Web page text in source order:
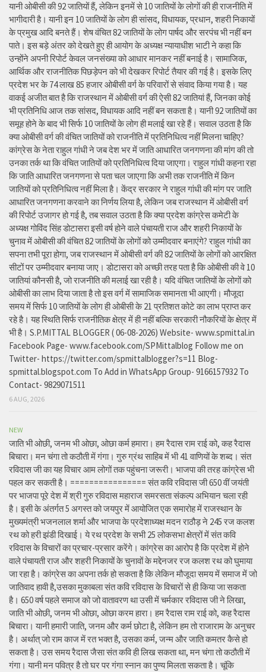
यानी ओबीसी की 92 जातियों हैं, लेकिन इनमें से 10 जातियों के लोगों की ही राजनीति में
भागीदारी है। यानी इन 10 जातियों के लोग ही सांसद, विधायक, प्रधान, शहरी निकायों
के प्रमुख आदि बनते हैं। शेष वंचित 82 जातियों के लोग पार्षद और सरपंच भी नहीं बन
पाते। इस बड़े अंतर को देखते हुए ही आयोग के अध्यक्ष न्यायाधीश भाटी ने कहा कि
उन्होंने अपनी रिपोर्ट केवल जनसंख्या को आधार मानकर नहीं बनाई है। सामाजिक,
आर्थिक और राजनीतिक पिछड़ेपन को भी देखकर रिपोर्ट तैयार की गई है। इसके लिए
प्रदेश भर के 74 लाख 85 हजार ओबीसी वर्ग के परिवारों से संवाद किया गया है। यह
वाकई अजीत बात है कि राजस्थान में ओबीसी वर्ग की ऐसी 82 जातियां हैं, जिनका कोई
भी प्रतिनिधि आज तक सांसद, विधायक आदि नहीं बन सकता है। यानी 92 जातियों का
समूह होने के बाद भी सिर्फ 10 जातियों के लोग ही मलाई खा रहे हैं। सवाल उठता है कि
क्या ओबीसी वर्ग की वंचित जातियों को राजनीति में प्रतिनिधित्व नहीं मिलना चाहिए?
कांग्रेस के नेता राहुल गांधी ने जब देश भर में जाति आधारित जनगणना की मांग की तो
उनका तर्क था कि वंचित जातियों को प्रतिनिधित्व दिया जाएगा। राहुल गांधी कहना रहा
कि जाति आधारित जनगणना से पता चल जाएगा कि अभी तक राजनीति में किन
जातियों को प्रतिनिधित्व नहीं मिला है। केंद्र सरकार ने राहुल गांधी की मांग पर जाति
आधारित जनगणना करवाने का निर्णय लिया है, लेकिन जब राजस्थान में ओबीसी वर्ग
की रिपोर्ट उजागर हो गई है, तब सवाल उठता है कि क्या प्रदेश कांग्रेस कमेटी के
अध्यक्ष गोविंद सिंह डोटासरा इसी वर्ष होने वाले पंचायती राज और शहरी निकायों के
चुनाव में ओबीसी की वंचित 82 जातियों के लोगों को उम्मीदवार बनाएंगे? राहुल गांधी का
सपना तभी पूरा होगा, जब राजस्थान में ओबीसी वर्ग की 82 जातियों के लोगों को आरक्षित
सीटों पर उम्मीदवार बनाया जाए। डोटासरा को अच्छी तरह पता है कि ओबीसी की वे 10
जातियां कौनसी है, जो राजनीति की मलाई खा रही है। यदि वंचित जातियों के लोगों को
ओबीसी का लाभ दिया जाता है तो इस वर्ग में सामाजिक समानता भी आएगी। मौजूदा
समय में सिर्फ 10 जातियों के लोग ही ओबीसी के 21 प्रतिशत कोटे का लाभ प्राप्त कर
रहे है। यह स्थिति सिर्फ राजनीतिक क्षेत्र में ही नहीं बल्कि सरकारी नौकरियों के क्षेत्र में
भी है। S.P.MITTAL BLOGGER ( 06-08-2026) Website- www.spmittal.in
Facebook Page- www.facebook.com/SPMittalblog Follow me on
Twitter- https://twitter.com/spmittalblogger?s=11 Blog-
spmittal.blogspot.com To Add in WhatsApp Group- 9166157932 To
Contact- 9829071511
6 AUG, 2026
NEW
जाति भी ओछी, जनम भी ओछा, ओछा कर्म हमारा। हम रैदास राम राई को, कह रैदास
बिचारा। मन चंगा तो कठौती में गंगा। गुरु ग्रंथ साहिब में भी 41 वाणियों के शब्द। संत
रविदास जी का यह विचार आम लोगों तक पहुंचना जरूरी। भाजपा की तरह कांग्रेस भी
पहल कर सकती है। ================ संत कवि रविदास जी 650 वीं जयंती
पर भाजपा पूरे देश में श्री गुरु रविदास महाराज समरसता संकल्प अभियान चला रही
है। इसी के अंतर्गत 5 अगस्त को जयपुर में आयोजित एक समारोह में राजस्थान के
मुख्यमंत्री भजनलाल शर्मा और भाजपा के प्रदेशाध्यक्ष मदन राठौड़ ने 245 रज कलश
रथ को हरी झंडी दिखाई। ये रथ प्रदेश के सभी 25 लोकसभा क्षेत्रों में संत कवि
रविदास के विचारों का प्रचार-प्रसार करेंगे। कांग्रेस का आरोप है कि प्रदेश में होने
वाले पंचायती राज और शहरी निकायों के चुनावों के मद्देनजर रज कलश रथ को घुमाया
जा रहा है। कांग्रेस का अपना तर्क हो सकता है कि लेकिन मौजूदा समय में समाज में जो
जातिवाद हावी है,उसका मुकाबला संत कवि रविदास के विचारों से ही किया जा सकता
है। 650 वर्ष पहले समाज को जो वातावरण था उसी में चर्मकार रविदास जी ने लिखा,
जाति भी ओछी, जनम भी ओछा, ओछा करम हारा। हम रैदास राम राई को, कह रैदास
बिचारा। यानी हमारी जाति, जनम और कर्म छोटा है, लेकिन हम तो राजाराम के अनुचर
है। अर्थात् जो राम काज में रत भक्त है, उसका कर्म, जन्म और जाति कमतर कैसे हो
सकता है। उस समय रैदास जैसा संत कवि ही लिख सकता था, मन चंगा तो कठौती में
गंगा। यानी मन पवित्र है तो घर पर गंगा स्नान का पुण्य मिलता सकता है। चूंकि